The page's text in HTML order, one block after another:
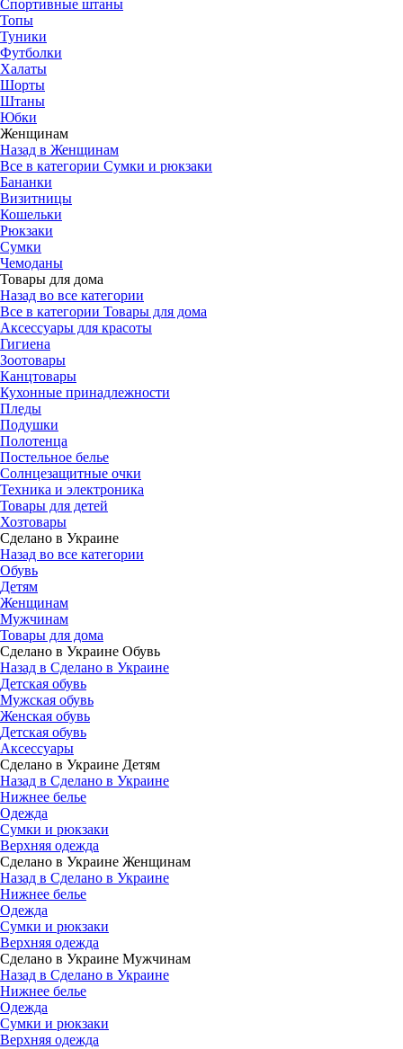
Спортивные штаны
Топы
Туники
Футболки
Халаты
Шорты
Штаны
Юбки
Женщинам
Назад в Женщинам
Все в категории Сумки и рюкзаки
Бананки
Визитницы
Кошельки
Рюкзаки
Сумки
Чемоданы
Товары для дома
Назад во все категории
Все в категории Товары для дома
Аксессуары для красоты
Гигиена
Зоотовары
Канцтовары
Кухонные принадлежности
Пледы
Подушки
Полотенца
Постельное белье
Солнцезащитные очки
Техника и электроника
Товары для детей
Хозтовары
Сделано в Украине
Назад во все категории
Обувь
Детям
Женщинам
Мужчинам
Товары для дома
Сделано в Украине Обувь
Назад в Сделано в Украине
Детская обувь
Мужская обувь
Женская обувь
Детская обувь
Аксессуары
Сделано в Украине Детям
Назад в Сделано в Украине
Нижнее белье
Одежда
Сумки и рюкзаки
Верхняя одежда
Сделано в Украине Женщинам
Назад в Сделано в Украине
Нижнее белье
Одежда
Сумки и рюкзаки
Верхняя одежда
Сделано в Украине Мужчинам
Назад в Сделано в Украине
Нижнее белье
Одежда
Сумки и рюкзаки
Верхняя одежда